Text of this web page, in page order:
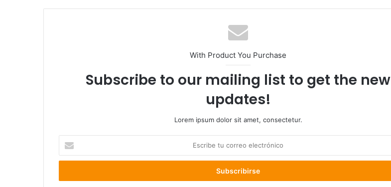
With Product You Purchase
Subscribe to our mailing list to get the new
updates!
Lorem ipsum dolor sit amet, consectetur.
correo